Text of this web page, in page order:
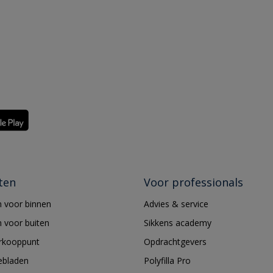
voor binnen
voor buiten
Voor professionals
Advies & service
Sikkens academy
Opdrachtgevers
Polyfilla Pro